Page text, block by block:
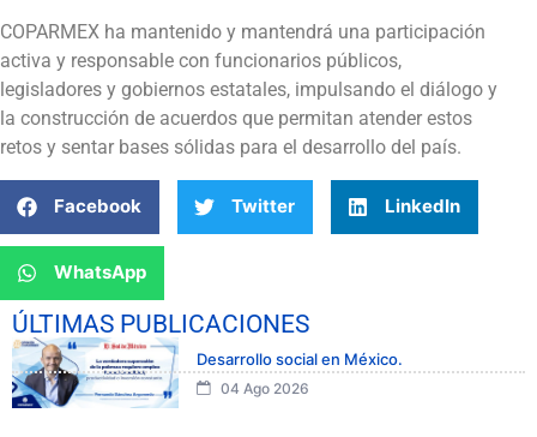
COPARMEX ha mantenido y mantendrá una participación
activa y responsable con funcionarios públicos,
legisladores y gobiernos estatales, impulsando el diálogo y
la construcción de acuerdos que permitan atender estos
retos y sentar bases sólidas para el desarrollo del país.
Facebook Twitter LinkedIn
WhatsApp
ÚLTIMAS PUBLICACIONES
Desarrollo social en México.
04 Ago 2026